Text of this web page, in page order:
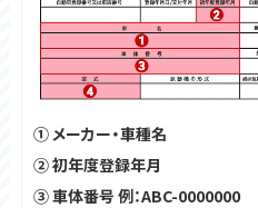
① メーカー・車種名
② 初年度登録年月
③ 車体番号 例：ABC-0000000